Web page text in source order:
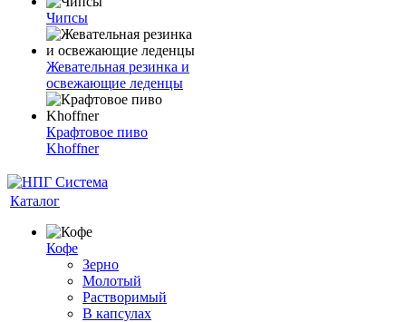
Чипсы
Жевательная резинка и
освежающие леденцы
Крафтовое пиво
Khoffner
Каталог
Кофе
Зерно
Молотый
Растворимый
В капсулах